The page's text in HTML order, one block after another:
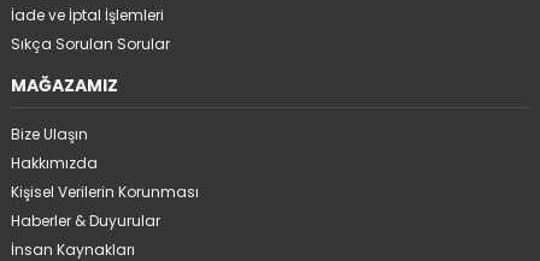
İade ve İptal İşlemleri
Sıkça Sorulan Sorular
MAĞAZAMIZ
Bize Ulaşın
Hakkımızda
Kişisel Verilerin Korunması
Haberler & Duyurular
İnsan Kaynakları